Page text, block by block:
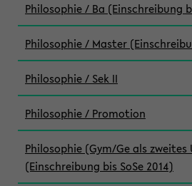
Philosophie / Ba (Einschreibung
Philosophie / Master
Philosophie / Sek II
Philosophie / Promotion
Philosophie (Gym/Ge als zweites
(Einschreibung bis SoSe 2014)